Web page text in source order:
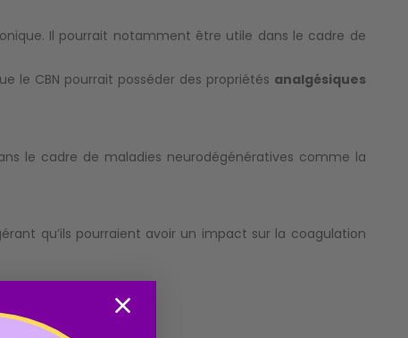
Il pourrait notamment être utile dans le cadre de
le CBN pourrait posséder des propriétés analgésiques
le cadre de maladies neurodégénératives comme la
qu’ils pourraient avoir un impact sur la coagulation